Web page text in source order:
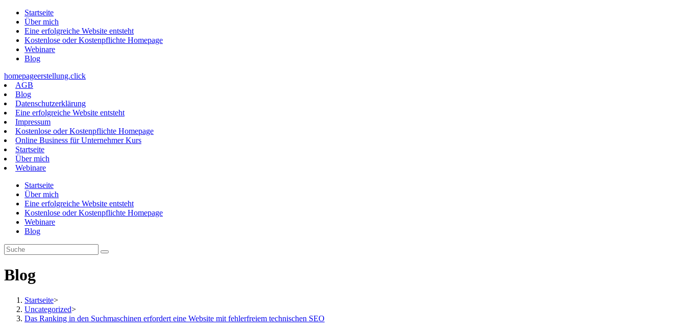
Zum
Inhalt
springen
Startseite
Über mich
Eine erfolgreiche Website entsteht
Kostenlose oder Kostenpflichte Homepage
Webinare
Blog
homepageerstellung.click
AGB
Blog
Datenschutzerklärung
Eine erfolgreiche Website entsteht
Impressum
Kostenlose oder Kostenpflichte Homepage
Online Business für Unternehmer Kurs
Startseite
Über mich
Webinare
Startseite
Über mich
Eine erfolgreiche Website entsteht
Kostenlose oder Kostenpflichte Homepage
Webinare
Blog
Blog
Startseite>
Uncategorized>
Das Ranking in den Suchmaschinen erfordert eine Website mit fehlerfreiem technischen SEO